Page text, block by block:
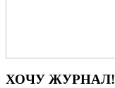
ХОЧУ ЖУРНАЛ!